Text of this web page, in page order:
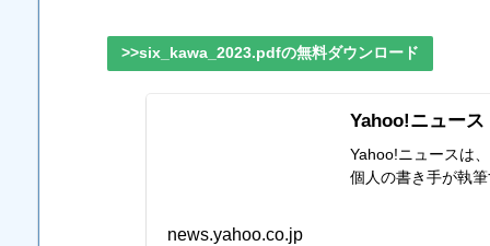
>>six_kawa_2023.pdfの無料ダウンロード
Yahoo!ニュース
Yahoo!ニュースは
個人の書き手が執
news.yahoo.co.jp